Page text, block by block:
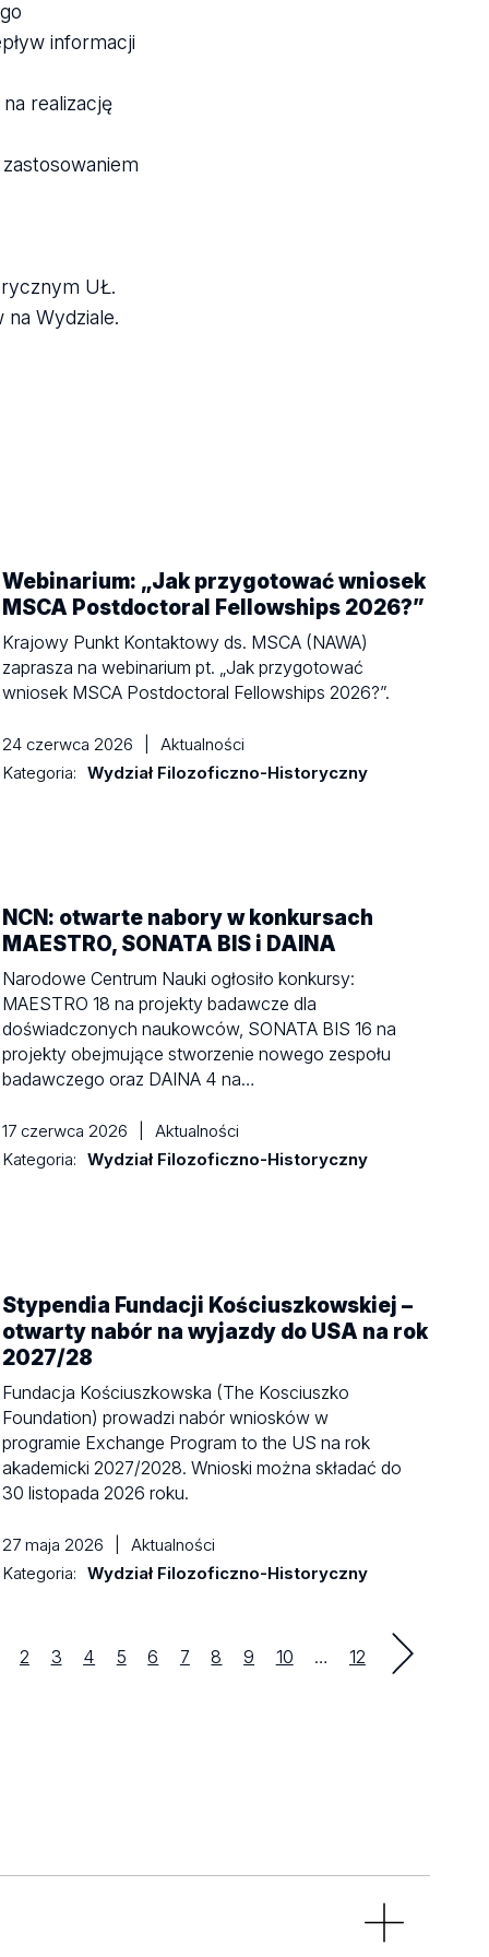
informacji
realizację
UŁ.
Wydziale.
Webinarium: „Jak przygotować wniosek
MSCA Postdoctoral Fellowships 2026?”
Krajowy Punkt Kontaktowy ds. MSCA (NAWA)
zaprasza na webinarium pt. „Jak przygotować
wniosek MSCA Postdoctoral Fellowships 2026?”.
24 czerwca 2026
Aktualności
Kategoria: Wydział Filozoficzno-Historyczny
NCN: otwarte nabory w konkursach
MAESTRO, SONATA BIS i DAINA
Narodowe Centrum Nauki ogłosiło konkursy:
MAESTRO 18 na projekty badawcze dla
doświadczonych naukowców, SONATA BIS 16 na
projekty obejmujące stworzenie nowego zespołu
badawczego oraz DAINA 4 na…
17 czerwca 2026
Aktualności
Kategoria: Wydział Filozoficzno-Historyczny
Stypendia Fundacji Kościuszkowskiej –
otwarty nabór na wyjazdy do USA na rok
2027/28
Fundacja Kościuszkowska (The Kosciuszko
Foundation) prowadzi nabór wniosków w
programie Exchange Program to the US na rok
akademicki 2027/2028. Wnioski można składać do
30 listopada 2026 roku.
27 maja 2026
Aktualności
Kategoria: Wydział Filozoficzno-Historyczny
Strona
2 Strona
3 Strona
4 Strona
5 Strona
6 Strona
7 Strona
8 Strona
9 Strona
10 … Strona
12last